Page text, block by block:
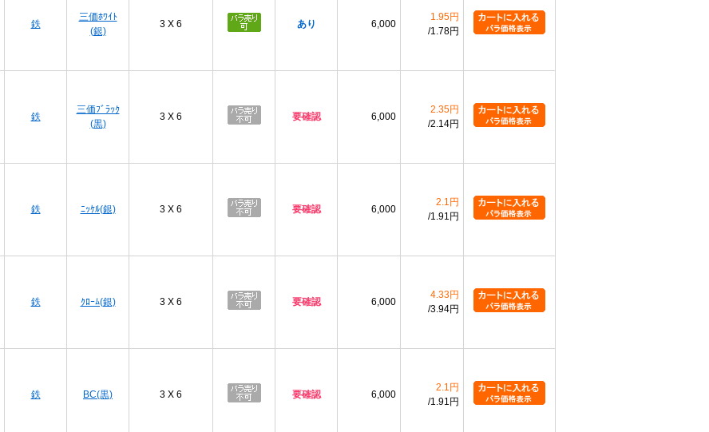
鉄
三価ﾎﾜｲﾄ
(銀)
3 X 6 あり 6,000
1.95円
1.78円
鉄
三価ﾌﾞﾗｯｸ
(黒)
3 X 6 要確認 6,000
2.35円
2.14円
鉄 ﾆｯｹﾙ(銀) 3 X 6 要確認 6,000
2.1円
1.91円
鉄 ｸﾛｰﾑ(銀) 3 X 6 要確認 6,000
4.33円
3.94円
鉄 BC(黒) 3 X 6 要確認 6,000
2.1円
1.91円